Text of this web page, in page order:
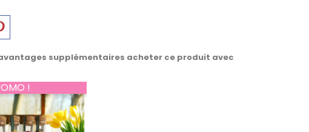
supplémentaires acheter ce produit avec
!